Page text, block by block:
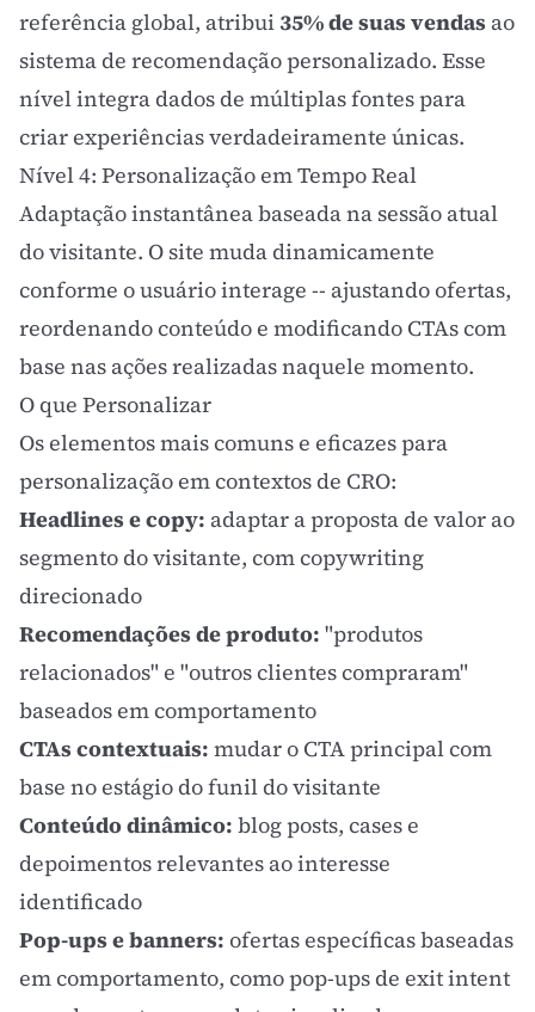
referência global, atribui 35% de suas vendas ao
sistema de recomendação personalizado. Esse
nível integra dados de múltiplas fontes para
criar experiências verdadeiramente únicas.
Nível 4: Personalização em Tempo Real
Adaptação instantânea baseada na sessão atual
do visitante. O site muda dinamicamente
conforme o usuário interage -- ajustando ofertas,
reordenando conteúdo e modificando CTAscom
base nas ações realizadas naquele momento.
O que Personalizar
Os elementos mais comuns e eficazes para
personalização em contextos de CRO:
Headlines e copy: adaptar aproposta de valor ao
segmento do visitante, comcopywriting
direcionado
Recomendações de produto: "produtos
relacionados" e "outros clientes compraram"
baseados em comportamento
CTAs contextuais: mudar o CTAprincipal com
base no estágio dofunildo visitante
Conteúdo dinâmico: blog posts, cases e
depoimentos relevantes ao interesse
identificado
Pop-ups e banners: ofertas específicas baseadas
em comportamento, comopop-ups de exit intent